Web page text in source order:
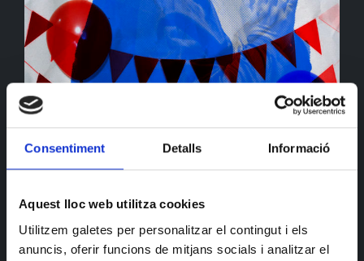
Consentiment Detalls Informació
Aquest lloc web utilitza cookies
Utilitzem galetes per personalitzar el contingut i els
anuncis, oferir funcions de mitjans socials i analitzar el
neixament i Carnaval. Veniu disfressades!